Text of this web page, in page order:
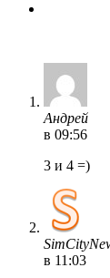
Андрей
в 09:56
3 и 4 =)
в 11:03